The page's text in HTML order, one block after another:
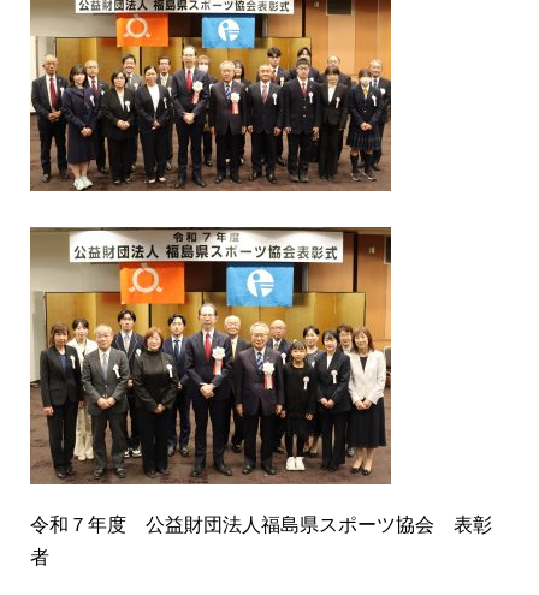
令和７年度 公益財団法人福島県スポーツ協会 表彰
者